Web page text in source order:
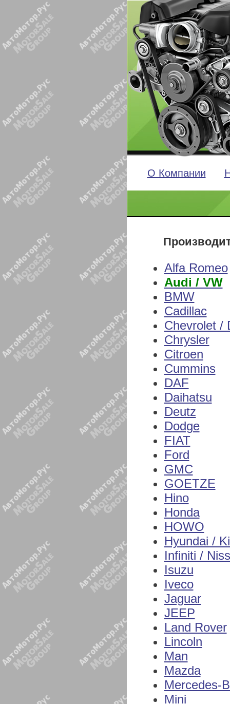
О Компании
Alfa Romeo
Audi / VW
BMW
Cadillac
Chevrolet /
Chrysler
Citroen
Cummins
DAF
Daihatsu
Deutz
Dodge
FIAT
Ford
GMC
GOETZE
Hino
Honda
HOWO
Hyundai /
Infiniti /
Isuzu
Iveco
Jaguar
JEEP
Land Rover
Lincoln
Man
Mazda
Mercedes-
Mini